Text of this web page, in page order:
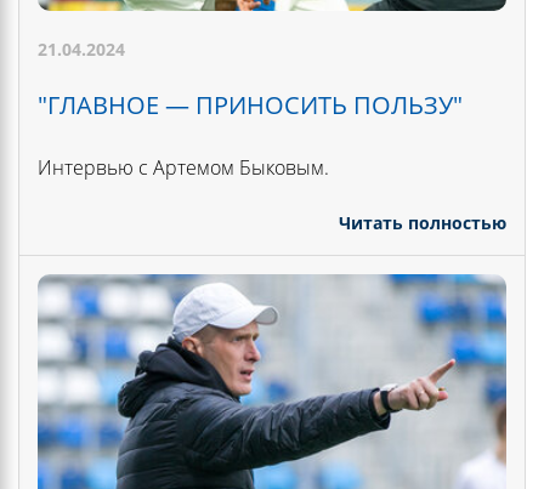
21.04.2024
"ГЛАВНОЕ — ПРИНОСИТЬ ПОЛЬЗУ"
Интервью с Артемом Быковым.
Читать полностью